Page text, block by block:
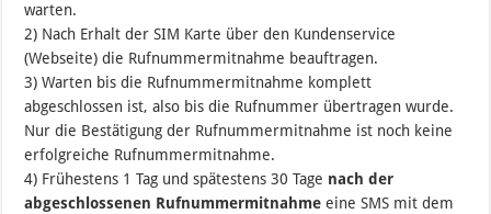
warten.
2) Nach Erhalt der SIM Karte über den Kundenservice
(Webseite) die Rufnummermitnahme beauftragen.
3) Warten bis die Rufnummermitnahme komplett
abgeschlossen ist, also bis die Rufnummer übertragen wurde.
Nur die Bestätigung der Rufnummermitnahme ist noch keine
erfolgreiche Rufnummermitnahme.
4) Frühestens 1 Tag und spätestens 30 Tage nach der
abgeschlossenen Rufnummermitnahme eine SMS mit dem